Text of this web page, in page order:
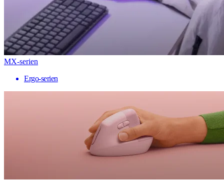
MX-serien
Ergo-serien